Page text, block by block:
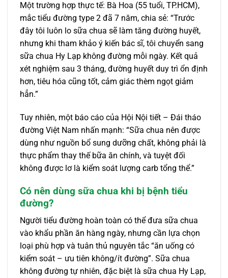
Một trường hợp thực tế: Bà Hoa (55 tuổi, TP.HCM),
mắc tiểu đường type 2 đã 7 năm, chia sẻ: “Trước
đây tôi luôn lo sữa chua sẽ làm tăng đường huyết,
nhưng khi tham khảo ý kiến bác sĩ, tôi chuyển sang
sữa chua Hy Lạp không đường mỗi ngày. Kết quả
xét nghiệm sau 3 tháng, đường huyết duy trì ổn định
hơn, tiêu hóa cũng tốt, cảm giác thèm ngọt giảm
hẳn.”
Tuy nhiên, một báo cáo của Hội Nội tiết – Đái tháo
đường Việt Nam nhấn mạnh: “Sữa chua nên được
dùng như nguồn bổ sung dưỡng chất, không phải là
thực phẩm thay thế bữa ăn chính, và tuyệt đối
không được lơ là kiểm soát lượng carb tổng thể.”
Có nên dùng sữa chua khi bị bệnh tiểu
đường?
Người tiểu đường hoàn toàn có thể đưa sữa chua
vào khẩu phần ăn hàng ngày, nhưng cần lựa chọn
loại phù hợp và tuân thủ nguyên tắc “ăn uống có
kiểm soát – ưu tiên không/ít đường”. Sữa chua
không đường tự nhiên, đặc biệt là sữa chua Hy Lạp,